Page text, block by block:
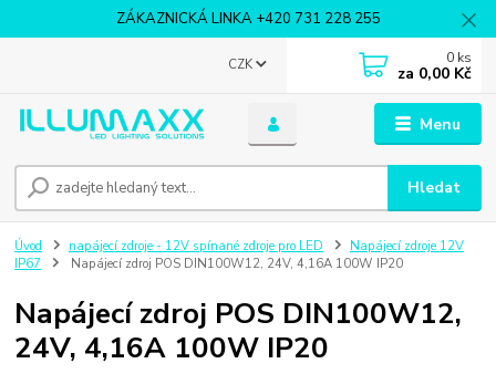
ZÁKAZNICKÁ LINKA +420 731 228 255
Menu
CZK
Hledat
0 ks
za 0,00 Kč
Úvod napájecí zdroje - 12V spínané zdroje pro LED
Napájecí zdroje 12V
IP67
Napájecí zdroj POS DIN100W12, 24V, 4,16A 100W IP20
Napájecí zdroj POS DIN100W12,
24V, 4,16A 100W IP20